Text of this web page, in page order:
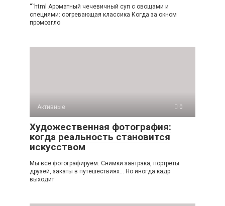
“`html Ароматный чечевичный суп с овощами и
специями: согревающая классика Когда за окном
промозгло
Активные 0
Художественная фотография:
когда реальность становится
искусством
Мы все фотографируем. Снимки завтрака, портреты
друзей, закаты в путешествиях… Но иногда кадр
выходит